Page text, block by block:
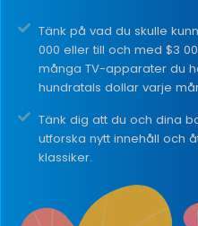
Tänk på vad du skulle
000 eller till och med $3
många TV-apparater du
hundratals dollar varje
Tänk dig att du och dina
utforska nytt innehåll och
klassiker.